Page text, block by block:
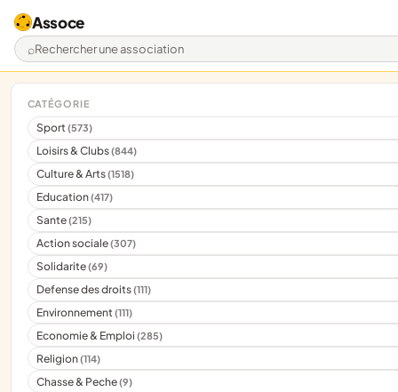
Assoce
Rechercher une association
CATÉGORIE
Sport(573)
Loisirs & Clubs(844)
Culture & Arts(1518)
Education(417)
Sante(215)
Action sociale(307)
Solidarite(69)
Defense des droits(111)
Environnement(111)
Economie & Emploi(285)
Religion(114)
Chasse & Peche(9)